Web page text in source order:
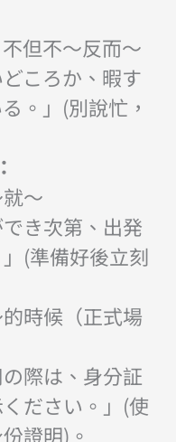
但不～反而～
ころか、暇す
。」(別說忙，
～
き次第、出発
(準備好後立刻
時候（正式場
際は、身分証
ださい。」(使
證明)。